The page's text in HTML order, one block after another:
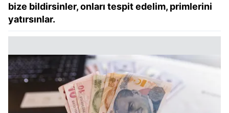
bize bildirsinler, onları tespit edelim, primlerini
yatırsınlar.